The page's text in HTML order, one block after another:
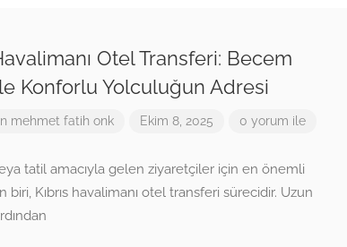
Otel Transferi: Becem
Konforlu Yolculuğun Adresi
mehmet fatih onk Ekim 8, 2025 0 yorum ile
veya tatil amacıyla gelen ziyaretçiler için en önemli
biri, Kıbrıs havalimanı otel transferi sürecidir. Uzun